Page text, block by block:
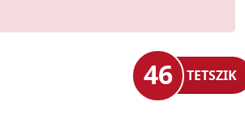
46 TETSZIK